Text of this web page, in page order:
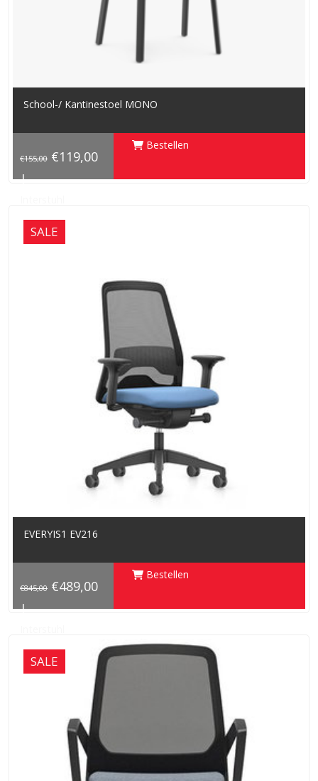
School-/ Kantinestoel MONO
€155,00 €119,00
|
Bestellen
SALE
EVERYIS1 EV216
€845,00 €489,00
|
Bestellen
SALE